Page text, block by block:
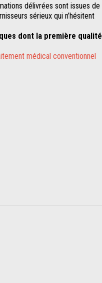
délivrées sont issues de
sérieux qui n’hésitent
dont la première qualité
médical conventionnel